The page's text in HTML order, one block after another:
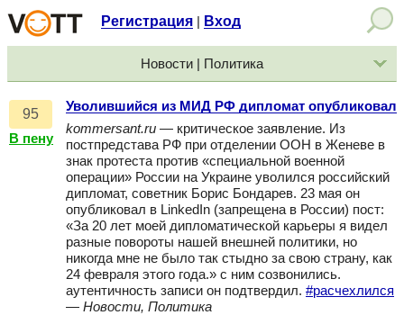
Регистрация Вход
Новости | Политика
95
В пену
Уволившийся из МИД РФ дипломат опубликовал
kommersant.ru — критическое заявление. Из
постпредстава РФ при отделении ООН в Женеве в
знак протеста против «специальной военной
операции» России на Украине уволился российский
дипломат, советник Борис Бондарев. 23 мая он
опубликовал в LinkedIn (запрещена в России) пост:
«За 20 лет моей дипломатической карьеры я видел
разные повороты нашей внешней политики, но
никогда мне не было так стыдно за свою страну, как
24 февраля этого года.» с ним созвонились.
аутентичность записи он подтвердил. #расчехлился
— Новости, Политика